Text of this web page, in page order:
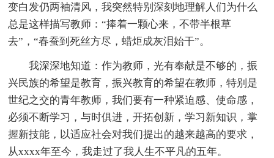
变白发仍两袖清风，我突然特别深刻地理解人们为什么
总是这样描写教师：“捧着一颗心来，不带半根草
去”，“春蚕到死丝方尽，蜡炬成灰泪始干”。
我深深地知道：作为教师，光有奉献是不够的，振
兴民族的希望是教育，振兴教育的希望在教师，特别是
世纪之交的青年教师，我们要有一种紧迫感、使命感，
必须不断学习，与时俱进，开拓创新，学习新知识，掌
握新技能，以适应社会对我们提出的越来越高的要求，
从xxxx年至今，我走过了我人生不平凡的五年。